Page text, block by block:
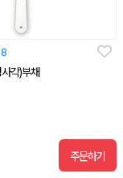
각)부채
주문하기